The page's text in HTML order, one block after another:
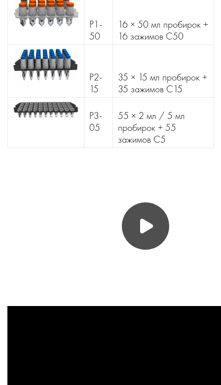
P1-
50
16 × 50 мл пробирок +
16 зажимов C50
P2-
15
35 × 15 мл пробирок +
35 зажимов C15
P3-
05
55 × 2 мл / 5 мл
пробирок + 55
зажимов C5